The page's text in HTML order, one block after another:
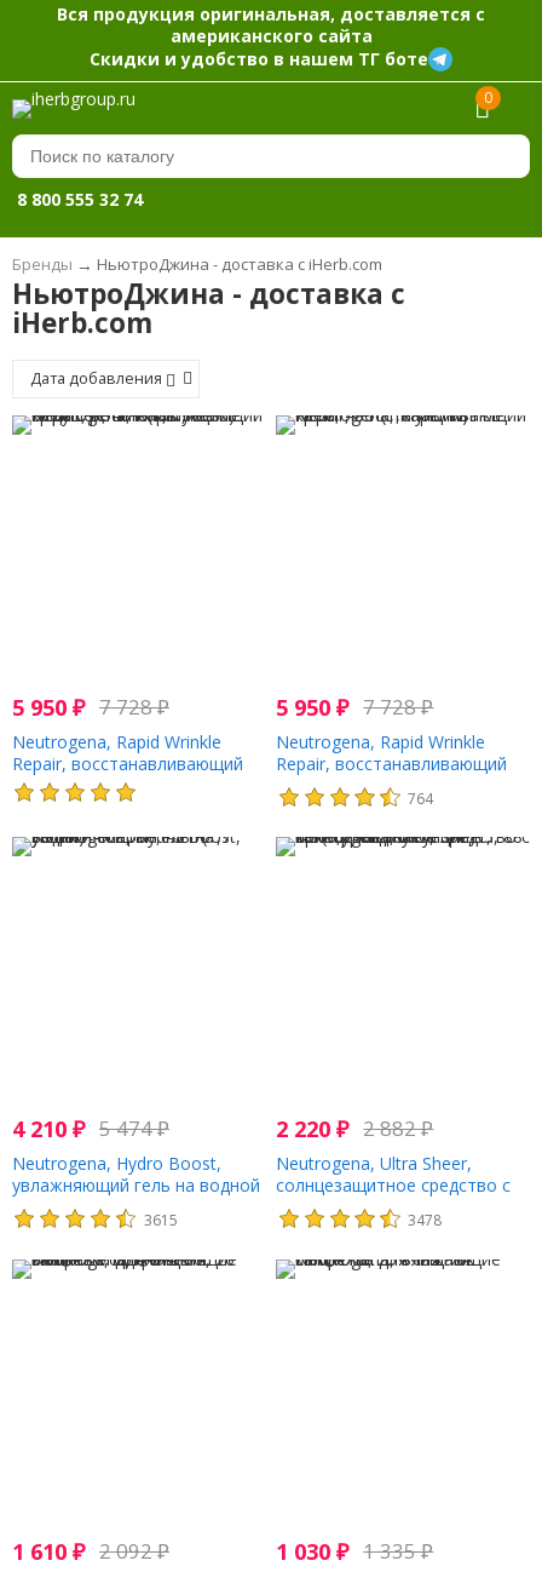
Вся продукция оригинальная, доставляется с
американского сайта
Скидки и удобство в нашем ТГ боте
0
8 800 555 32 74
Бренды → НьютроДжина - доставка с iHerb.com
НьютроДжина - доставка с
iHerb.com
Дата добавления
5 950 ₽ 7 728₽
Neutrogena, Rapid Wrinkle
Repair, восстанавливающий
крем с ретинолом, без
отдушек, 48 г (1,7 унции)
5 950₽ 7 728₽
Neutrogena, Rapid Wrinkle
Repair, восстанавливающий
крем, 48 г (1,7 унции)
764
4 210 ₽ 5 474₽
Neutrogena, Hydro Boost,
увлажняющий гель на водной
основе, 48 г (1,7 унции)
3615
2 220₽ 2 882₽
Neutrogena, Ultra Sheer,
солнцезащитное средство с
текстурой «сухое
прикосновение», SPF 55, 88 мл
3478
1 610 ₽ 2 092₽ 1 030₽ 1 335₽